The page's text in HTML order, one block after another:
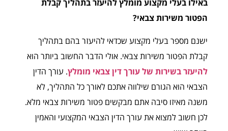
באילו בעלי מקצוע מומלץ להיעזר בתהליך קבלת
הפטור משירות צבאי?
ישנם מספר בעלי מקצוע שכדאי להיעזר בהם בתהליך
קבלת הפטור משירות צבאי. אולי הדבר החשוב ביותר הוא
להיעזר בשירות של עורך דין צבאי מומלץ. עורך הדין
הצבאי הוא הגורם שילווה אתכם לאורך כל התהליך, לא
משנה מאיזו סיבה אתם מבקשים פטור משירות צבאי מלא.
לכן חשוב למצוא את עורך הדין הצבאי המקצועי והאמין